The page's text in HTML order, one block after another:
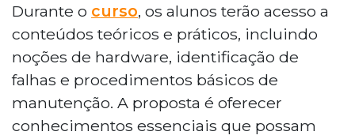
Durante o curso, os alunos terão acesso a
conteúdos teóricos e práticos, incluindo
noções de hardware, identificação de
falhas e procedimentos básicos de
manutenção. A proposta é oferecer
conhecimentos essenciais que possam